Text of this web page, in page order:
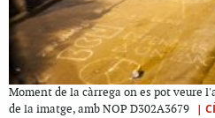
Moment de la càrrega on es pot veure
de la imatge, amb NOP D302A3679
|